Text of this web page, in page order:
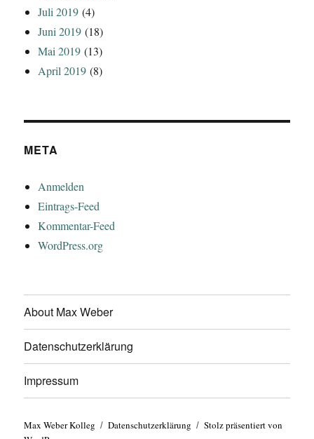
Juli 2019 (4)
Juni 2019 (18)
Mai 2019 (13)
April 2019 (8)
META
Anmelden
Eintrags-Feed
Kommentar-Feed
WordPress.org
About Max Weber
Datenschutzerklärung
Impressum
Max Weber Kolleg Datenschutzerklärung
Stolz präsentiert von